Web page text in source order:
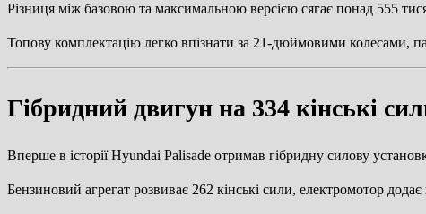
Різниця між базовою та максимальною версією сягає понад 555
Топову комплектацію легко впізнати за 21-дюймовими колесами,
Гібридний двигун на 334 кінські
Вперше в історії Hyundai Palisade отримав гібридну силову
Бензиновий агрегат розвиває 262 кінські сили, електромотор